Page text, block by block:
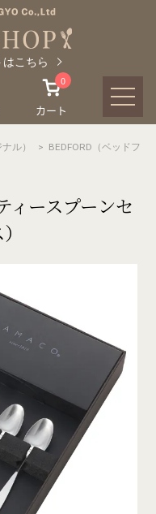
こちら
0
カート
ル） > BEDFORD（ベッドフ
ースプーンセ